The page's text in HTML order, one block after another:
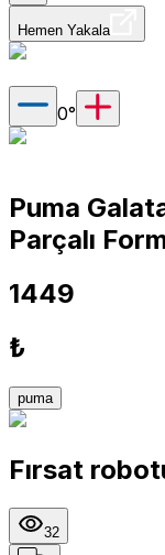
Hemen Yakala
0°
Puma
Parçalı
1449
₺
puma
Fırsat
32